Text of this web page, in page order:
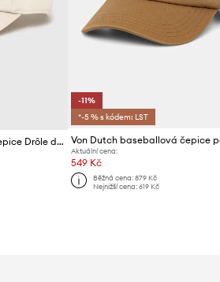
Bavlněná baseballová čepice Drôle de Monsieur La Casquette Slogan
-11%
*-5 % s kódem: LST
Aktuální cena:
549 Kč
Běžná cena: 879 Kč
Nejnižší cena: 619 Kč